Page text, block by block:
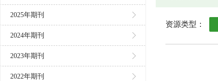
2025年期刊
2024年期刊
2023年期刊
2022年期刊
资源类型：